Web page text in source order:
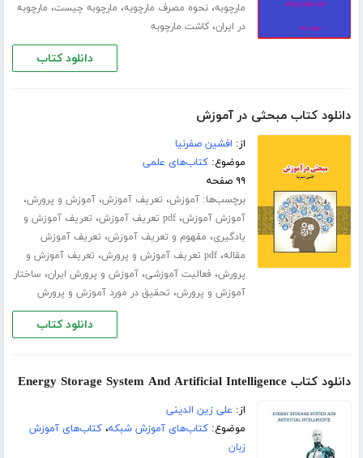
مارچوبه،نحوه مصرف مارچوبه، مارچوبه چیست، مارچوبه
در ایران،کاشت مارچوبه
دانلود کتاب
دانلود کتاب مبحثی در آموزش
از: افشین صفرنیا
موضوع:کتاب‌های علمی
۹۹ صفحه
برچسب‌ها:آموزش، تعریف آموزش،آموزش و پرورش،
آموزش آموزش،pdf تعریف آموزش ، تعریف آموزش و
یادگیری، مفهوم و تعریف آموزش، تعریف آموزش
مقاله،pdf تعریف آموزش و پرورش ، تعریف آموزش و
پرورش، فعالیت آموزشی،آموزش و پرورش ایران، ساختار
آموزش و پرورش، تحقیق در مورد آموزش و پرورش
دانلود کتاب
دانلود کتاب Energy Storage System And Artificial Intelligence
از: علی زین الدینی
موضوع:کتاب‌های آموزش شبکه،کتاب‌های آموزش
زبان